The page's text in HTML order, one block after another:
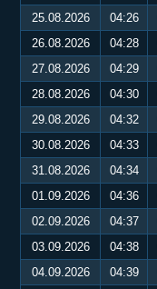
25.08.2026
04:26
26.08.2026
04:28
27.08.2026
04:29
28.08.2026
04:30
29.08.2026
04:32
30.08.2026
04:33
31.08.2026
04:34
01.09.2026
04:36
02.09.2026
04:37
03.09.2026
04:38
04.09.2026
04:39